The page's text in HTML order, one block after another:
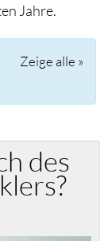
Jahre.
Zeige alle »
des